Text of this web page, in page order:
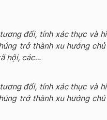
đối, tính xác thực và
trở thành xu hướng
hội, các...
đối, tính xác thực và
trở thành xu hướng